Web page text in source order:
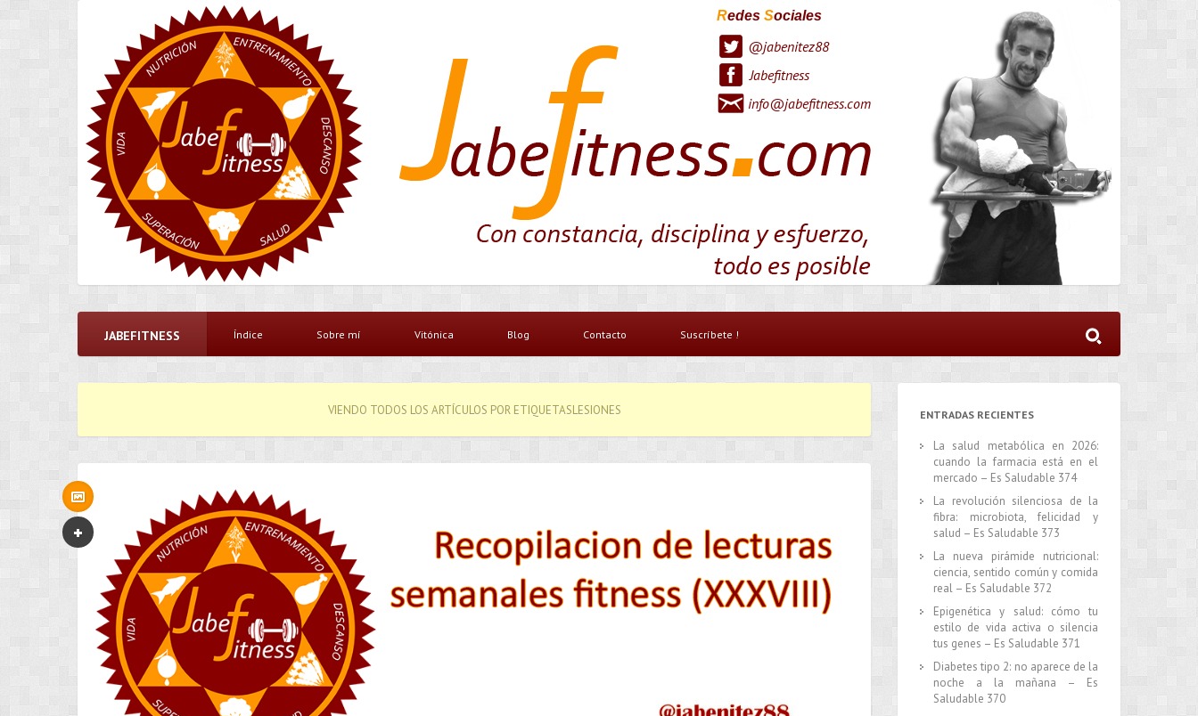
Redes Sociales
@jabenitez88
Jabefitness
info@jabefitness.com
JABEFITNESS Índice Sobre mí Vitónica Blog Contacto Suscríbete !
VIENDO TODOS LOS ARTÍCULOS POR ETIQUETASLESIONES ENTRADAS RECIENTES
La salud metabólica en 2026:
cuando la farmacia está en el
mercado – Es Saludable 374
La revolución silenciosa de la
fibra: microbiota, felicidad y
salud – Es Saludable 373
La nueva pirámide nutricional:
ciencia, sentido común y comida
real – Es Saludable 372
Epigenética y salud: cómo tu
estilo de vida activa o silencia
tus genes – Es Saludable 371
Diabetes tipo 2: no aparece de la
noche a la mañana – Es
Saludable 370